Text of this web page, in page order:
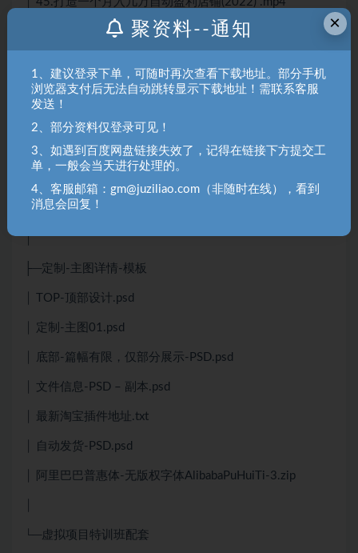
│ 46.一个身份证如何开多家虚拟店铺(2022) .mp4
│ 48.设置自动回复技巧(2025新增).mp4
│ 49.防止盗图的3种方法(2025新增).mp4
│ 50.网盘拉新盈利模式(2025新增).mp4
│ 52.全新高权重标题优化玩法(2025新增).mp4
│
├─定制-主图详情-模板
│ TOP-顶部设计.psd
│ 定制-主图01.psd
│ 底部-篇幅有限，仅部分展示-PSD.psd
│ 文件信息-PSD – 副本.psd
│ 最新淘宝插件地址.txt
│ 自动发货-PSD.psd
│ 阿里巴巴普惠体-无版权字体AlibabaPuHuiTi-3.zip
└─虚拟项目特训班配套
×
聚资料--通知
1、建议登录下单，可随时再次查看下载地址。部分手机
浏览器支付后无法自动跳转显示下载地址！需联系客服
发送！
2、部分资料仅登录可见！
3、如遇到百度网盘链接失效了，记得在链接下方提交工
单，一般会当天进行处理的。
4、客服邮箱：gm@juziliao.com（非随时在线），看到
消息会回复！